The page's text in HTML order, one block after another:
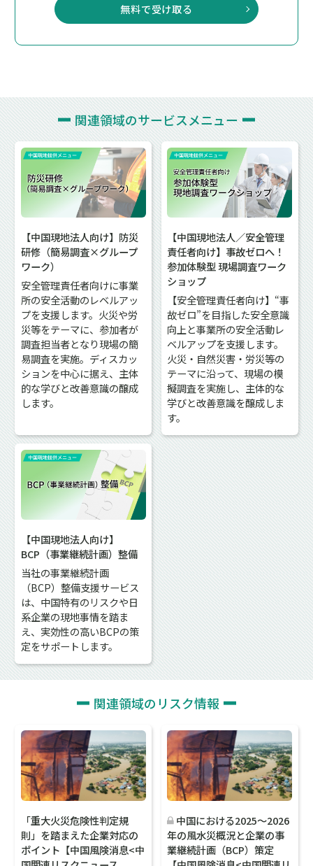
無料で受け取る
関連領域のサービスメニュー
【中国現地法人向け】防災
研修（簡易調査×グループ
ワーク）
安全管理責任者向けに事業
所の安全活動のレベルアッ
プを支援します。火災や労
災等をテーマに、参加者が
調査担当者となり現場の簡
易調査を実施。ディスカッ
ションを中心に据え、主体
的な学びと改善意識の醸成
します。
【中国現地法人／安全管理
責任者向け】事故ゼロへ！
参加体験型 現場調査ワーク
ショップ
【安全管理責任者向け】“事
故ゼロ”を目指した安全意識
向上と事業所の安全活動レ
ベルアップを支援します。
火災・自然災害・労災等の
テーマに沿って、現場の模
擬調査を実施し、主体的な
学びと改善意識を醸成しま
す。
【中国現地法人向け】
BCP（事業継続計画）整備
当社の事業継続計画
（BCP）整備支援サービス
は、中国特有のリスクや日
系企業の現地事情を踏ま
え、実効性の高いBCPの策
定をサポートします。
関連領域のリスク情報
「重大火災危険性判定規
則」を踏まえた企業対応の
ポイント【中国風険消息<中
中国における2025～2026
年の風水災概況と企業の事
業継続計画（BCP）策定